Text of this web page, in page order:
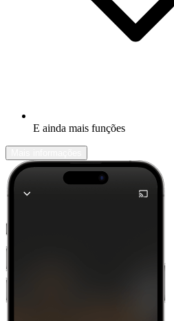
E ainda mais funções